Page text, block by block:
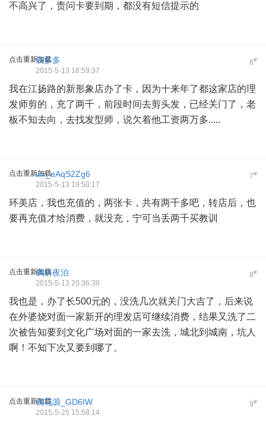
不高兴了，责问卡要到期，都没有短信提示的
点击重新加载 6#
钱多多
2015-5-13 18:59:37
我在江扬路的新形象店办了卡，因为十来年了都这家店的理
发师剪的，充了两千，前段时间去剪头发，已经关门了，老
板不知去向，去找发型师，说欠着他工资两万多.....
点击重新加载 7#
wx_eAqS2Zg6
2015-5-13 19:50:17
环美店，我也充值的，两张卡，共有两千多吧，转店后，也
要再充值才给消费，就没充，宁可当丢两千买教训
点击重新加载 8#
枫桥夜泊
2015-5-13 20:36:39
我也是，办了长500元的，没洗几次就关门大吉了，后来说
在外婆烧对面一家新开的理发店可继续消费，结果又洗了二
次被告知要到文化广场对面的一家去洗，城北到城南，坑人
啊！不知下次又要到哪了。
点击重新加载 9#
桃花源_GD6IW
2015-5-25 15:58:14